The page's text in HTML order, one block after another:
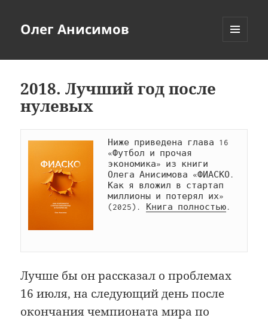
Олег Анисимов
2018. Лучший год после
нулевых
Ниже приведена глава 16
«Футбол и прочая
экономика» из книги
Олега Анисимова «ФИАСКО.
Как я вложил в стартап
миллионы и потерял их»
(2025). Книга полностью.
Лучше бы он рассказал о проблемах
16 июля, на следующий день после
окончания чемпионата мира по